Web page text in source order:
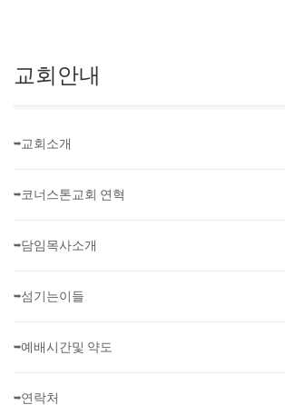
교회안내
➥교회소개
➥코너스톤교회 연혁
➥담임목사소개
➥섬기는이들
➥예배시간및 약도
➥연락처